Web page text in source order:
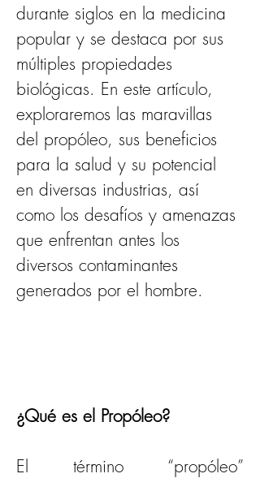
durante siglos en la medicina
popular y se destaca por sus
múltiples propiedades
biológicas. En este artículo,
exploraremos las maravillas
del propóleo, sus beneficios
para la salud y su potencial
en diversas industrias, así
como los desafíos y amenazas
que enfrentan antes los
diversos contaminantes
generados por el hombre.
¿Qué es el Propóleo?
El término “propóleo”